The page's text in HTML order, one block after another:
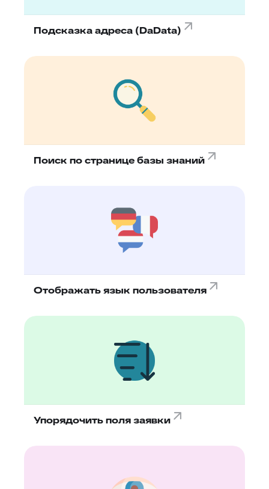
Подсказка адреса (DaData)
Поиск по странице базы знаний
Отображать язык пользователя
Упорядочить поля заявки